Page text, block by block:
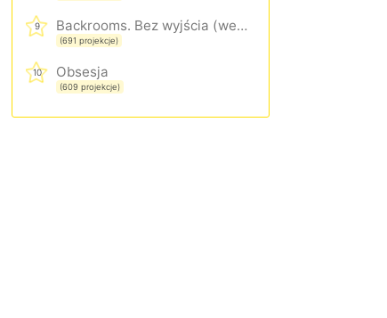
9 Backrooms. Bez wyjścia (wersja rozszerzona)
(691 projekcje)
10 Obsesja
(609 projekcje)